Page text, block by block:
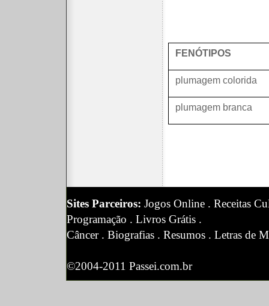
FENÓTIPOS
plumagem colorida
plumagem branca
Sites Parceiros: Jogos Online . Receitas
Programação . Livros Grátis .
Câncer. Biografias . Resumos . Letras de
©2004-2011 Passei.com.br